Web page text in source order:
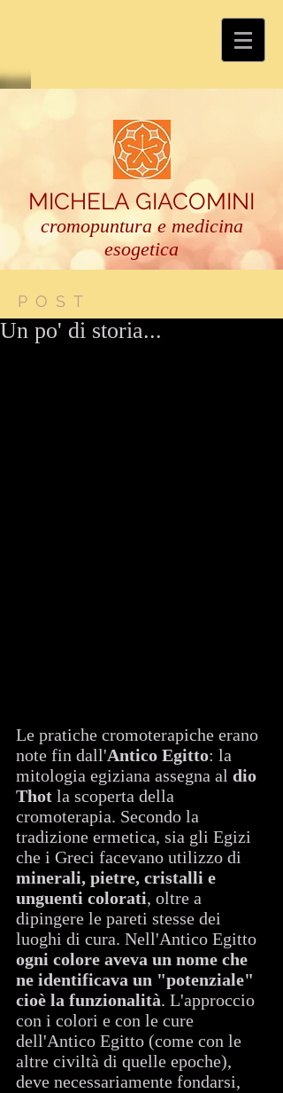
MICHELA GIACOMINI
cromopuntura e medicina
esogetica
POST
Un po' di storia...
Le pratiche cromoterapiche erano
note fin dall'Antico Egitto: la
mitologia egiziana assegna al dio
Thot la scoperta della
cromoterapia. Secondo la
tradizione ermetica, sia gli Egizi
che i Greci facevano utilizzo di
minerali, pietre, cristalli e
unguenti colorati, oltre a
dipingere le pareti stesse dei
luoghi di cura. Nell'Antico Egitto
ogni colore aveva un nome che
ne identificava un "potenziale"
cioè la funzionalità. L'approccio
con i colori e con le cure
dell'Antico Egitto (come con le
altre civiltà di quelle epoche),
deve necessariamente fondarsi,